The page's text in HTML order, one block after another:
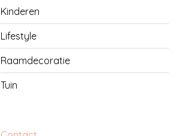
Kinderen
Lifestyle
Raamdecoratie
Tuin